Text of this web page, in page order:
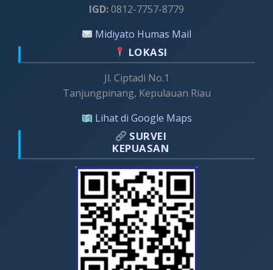
IGD:0812-7757-8779
Midiyato Humas Mail
LOKASI
Jl. Ciptadi No.1
Tanjungpinang, Kepulauan Riau
Lihat di Google Maps
SURVEI
KEPUASAN